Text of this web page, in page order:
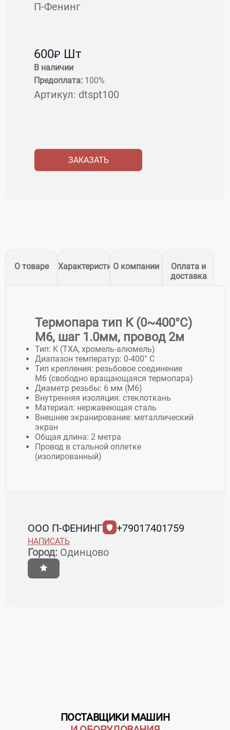
П-Фенинг
600₽ Шт
В наличии
Предоплата: 100%
Артикул: dtspt100
ЗАКАЗАТЬ
О товаре ХарактеристикиО компании
Оплата и
доставка
Термопара тип К (0~400°C)
М6, шаг 1.0мм, провод 2м
Тип: K (ТХА, хромель-алюмель)
Диапазон температур: 0-400° C
Тип крепления: резьбовое соединение
М6 (свободно вращающаяся термопара)
Диаметр резьбы: 6 мм (М6)
Внутренняя изоляция: стеклоткань
Материал: нержавеющая сталь
Внешнее экранирование: металлический
экран
Общая длина: 2 метра
Провод в стальной оплетке
(изолированный)
ООО П-ФЕНИНГ +79017401759
НАПИСАТЬ
Город: Одинцово
ПОСТАВЩИКИ МАШИН